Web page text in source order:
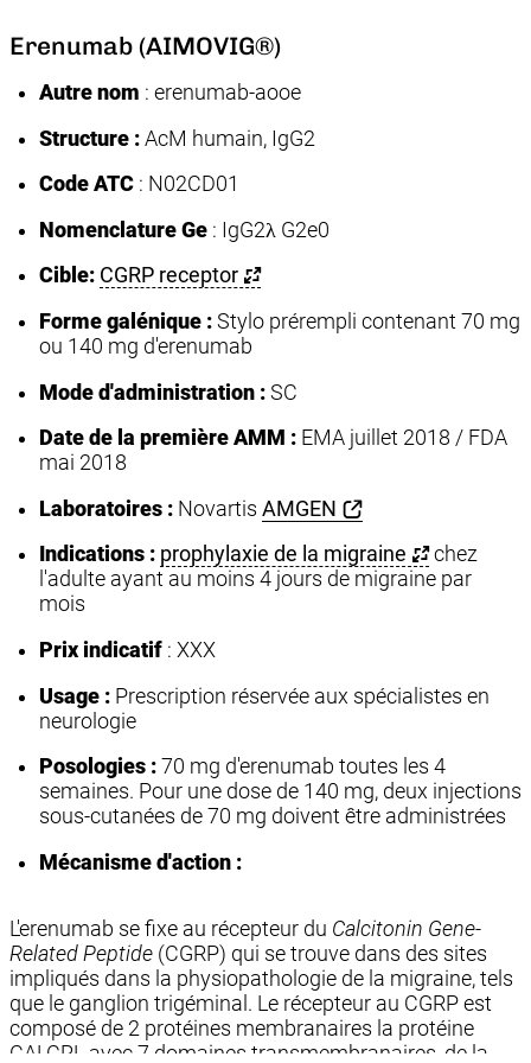
Erenumab (AIMOVIG®)
Autre nom : erenumab-aooe
Structure : AcM humain, IgG2
Code ATC : N02CD01
Nomenclature Ge : IgG2λ G2e0
Cible: CGRP receptor
Forme galénique : Stylo prérempli contenant 70 mg
ou 140 mg d'erenumab
Mode d'administration : SC
Date de la première AMM : EMA juillet 2018 / FDA
mai 2018
Laboratoires : Novartis AMGEN
Indications : prophylaxie de la migraine
chez
l'adulte ayant au moins 4 jours de migraine par
mois
Prix indicatif : XXX
Usage : Prescription réservée aux spécialistes en
neurologie
Posologies : 70 mg d'erenumab toutes les 4
semaines. Pour une dose de 140 mg, deux injections
sous-cutanées de 70 mg doivent être administrées
Mécanisme d'action :
L'erenumab se fixe au récepteur du Calcitonin Gene-
Related Peptide (CGRP) qui se trouve dans des sites
impliqués dans la physiopathologie de la migraine, tels
que le ganglion trigéminal. Le récepteur au CGRP est
composé de 2 protéines membranaires la protéine
CALCRL avec 7 domaines transmembranaires, de la